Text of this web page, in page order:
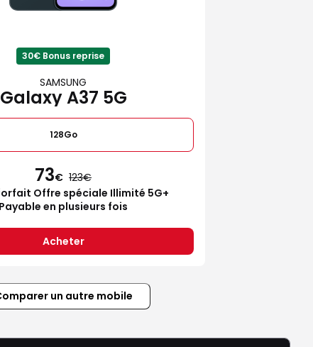
30€ Bonus reprise
SAMSUNG
Galaxy A37 5G
128Go
73€ 123
Offre spéciale Illimité 5G+
Payable en plusieurs fois
Acheter
un autre mobile